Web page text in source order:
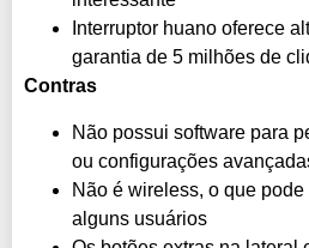
Interruptor huano oferece
garantia de 5 milhões de
Contras
Não possui software para
ou configurações
Não é wireless, o que
alguns usuários